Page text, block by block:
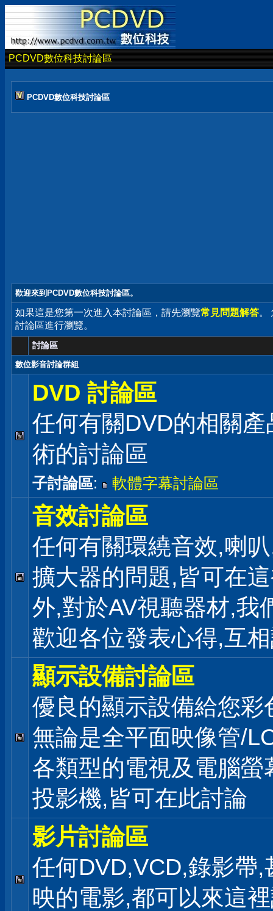
PCDVD數位科技討論區
PCDVD數位科技討論區
歡迎來到PCDVD數位科技討論區。
如果這是您第一次進入本討論區，請先瀏覽常見問題解答。
討論區進行瀏覽。
討論區
數位影音討論群組
DVD 討論區
任何有關DVD的相關
術的討論區
子討論區: 軟體字幕討論區
音效討論區
任何有關環繞音效,喇
擴大器的問題,皆可在
外,對於AV視聽器材,我
歡迎各位發表心得,互
顯示設備討論區
優良的顯示設備給您彩
無論是全平面映像管/
各類型的電視及電腦螢
投影機,皆可在此討論
影片討論區
任何DVD,VCD,錄影帶,
映的電影,都可以來這